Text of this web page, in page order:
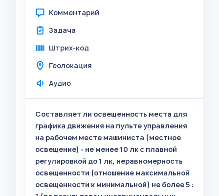
Комментарий
Задача
Штрих-код
Геолокация
Аудио
Составляет ли освещенность места для
графика движения на пульте управления
на рабочем месте машиниста (местное
освещение) - не менее 10 лк с плавной
регулировкой до 1 лк, неравномерность
освещенности (отношение максимальной
освещенности к минимальной) не более 5 :